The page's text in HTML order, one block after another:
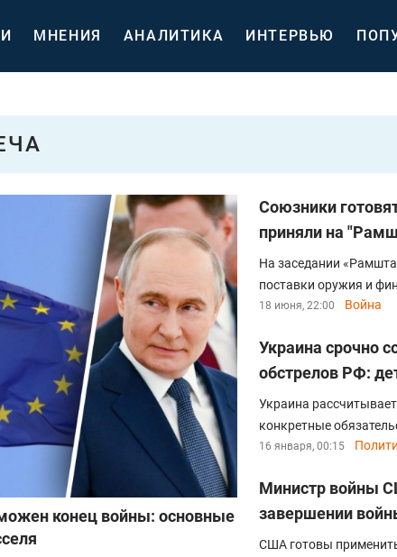
МНЕНИЯ АНАЛИТИКА ИНТЕРВЬЮ
конец войны: основные
Союзники
приняли на
На заседании
поставки оружия и
18 июня, 22:00 Война
Украина срочно
обстрелов РФ:
Украина
конкретные
16 января, 00:15
Министр войны
завершении
США готовы применить